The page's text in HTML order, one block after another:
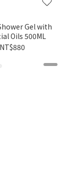
Gel with
Oils 500ML
NT$880